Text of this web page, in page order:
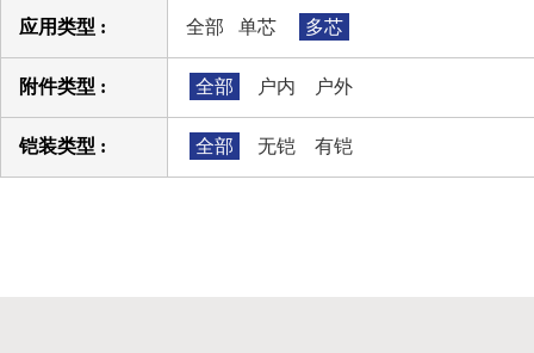
应用类型 : 全部 单芯 多芯
附件类型 : 全部 户内 户外
铠装类型 : 全部 无铠 有铠